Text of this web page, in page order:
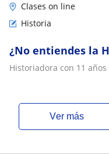
Clases on line
Historia
¿No entiendes la
Historiadora con 11
ver más